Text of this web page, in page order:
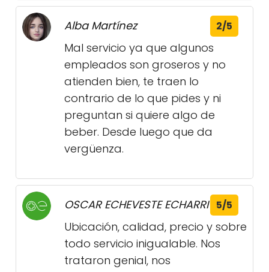
Alba Martínez 2/5
Mal servicio ya que algunos
empleados son groseros y no
atienden bien, te traen lo
contrario de lo que pides y ni
preguntan si quiere algo de
beber. Desde luego que da
vergüenza.
OSCAR ECHEVESTE ECHARRI 5/5
Ubicación, calidad, precio y sobre
todo servicio inigualable. Nos
trataron genial, nos